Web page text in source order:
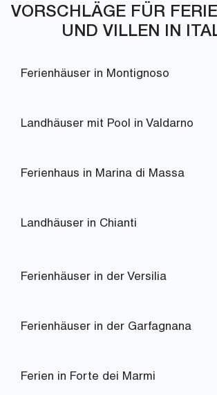
VORSCHLÄGE FÜR
UND VILLEN IN
Ferienhäuser in Montignoso
Landhäuser mit Pool in Valdarno
Ferienhaus in Marina di Massa
Landhäuser in Chianti
Ferienhäuser in der Versilia
Ferienhäuser in der Garfagnana
Ferien in Forte dei Marmi